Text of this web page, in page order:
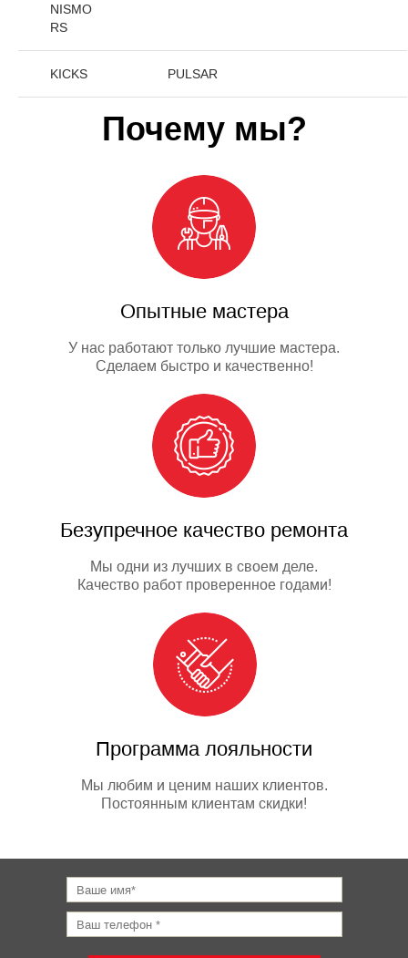
NISMO
RS
KICKS PULSAR
Почему мы?
Опытные мастера
У нас работают только лучшие мастера.
Сделаем быстро и качественно!
Безупречное качество ремонта
Мы одни из лучших в своем деле.
Качество работ проверенное годами!
Программа лояльности
Мы любим и ценим наших клиентов.
Постоянным клиентам скидки!